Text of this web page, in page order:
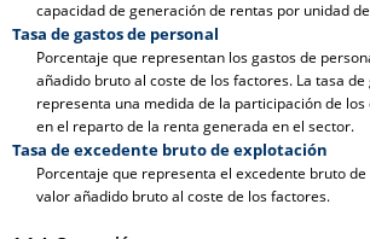
capacidad de generación de rentas por unidad
Tasa de gastos de personal
Porcentaje que representan los gastos de
añadido bruto al coste de los factores. La tasa
representa una medida de la participación de
en el reparto de la renta generada en el sector.
Tasa de excedente bruto de explotación
Porcentaje que representa el excedente bruto
valor añadido bruto al coste de los factores.